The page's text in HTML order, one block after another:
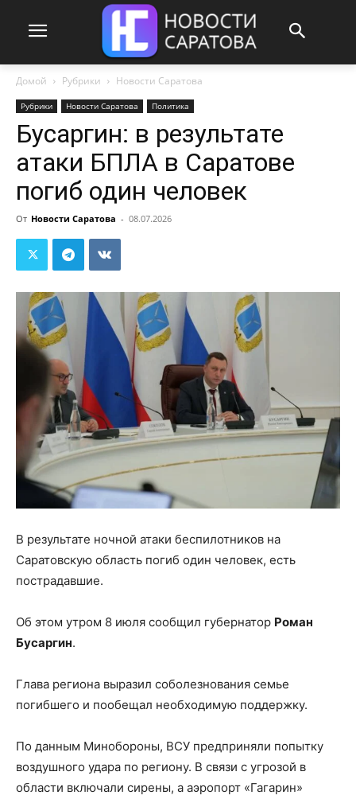
Домой Рубрики Новости Саратова
Рубрики Новости Саратова Политика
Бусаргин: в результате
атаки БПЛА в Саратове
погиб один человек
От Новости Саратова - 08.07.2026
В результате ночной атаки беспилотников на
Саратовскую область погиб один человек, есть
пострадавшие.
Об этом утром 8 июля сообщил губернатор Роман
Бусаргин.
Глава региона выразил соболезнования семье
погибшего и пообещал необходимую поддержку.
По данным Минобороны, ВСУ предприняли попытку
воздушного удара по региону. В связи с угрозой в
области включали сирены, а аэропорт «Гагарин»